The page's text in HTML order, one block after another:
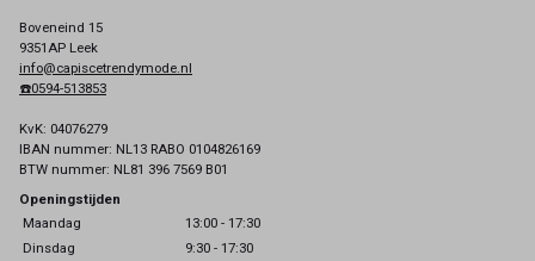
Boveneind 15
9351AP Leek
info@capiscetrendymode.nl
☎️0594-513853
KvK: 04076279
IBAN nummer: NL13 RABO 0104826169
BTW nummer: NL81 396 7569 B01
Openingstijden
Maandag
13:00 - 17:30
Dinsdag
9:30 - 17:30